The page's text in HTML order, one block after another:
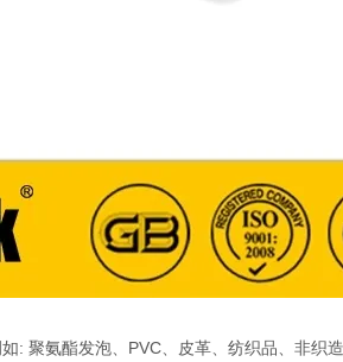
: 聚氨酯发泡、PVC、皮革、纺织品、非织